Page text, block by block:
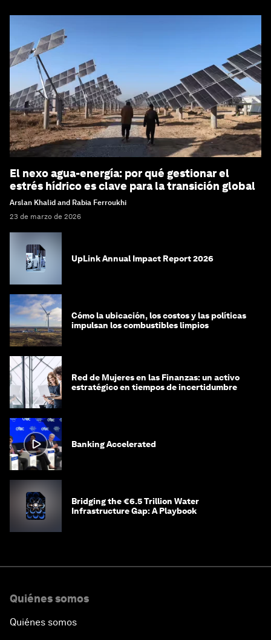
El nexo agua-energía: por qué gestionar el
estrés hídrico es clave para la transición global
Arslan Khalid and Rabia Ferroukhi
23 de marzo de 2026
UpLink Annual Impact Report 2026
Cómo la ubicación, los costos y las políticas
impulsan los combustibles limpios
Red de Mujeres en las Finanzas: un activo
estratégico en tiempos de incertidumbre
Banking Accelerated
Bridging the €6.5 Trillion Water
Infrastructure Gap: A Playbook
Quiénes somos
Quiénes somos